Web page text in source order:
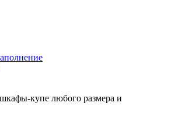
купе любого размера и